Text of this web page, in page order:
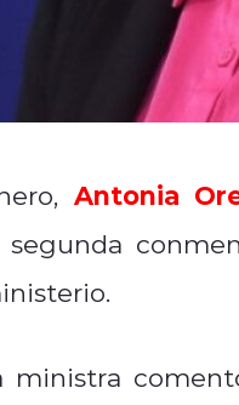
Antonia
ministra